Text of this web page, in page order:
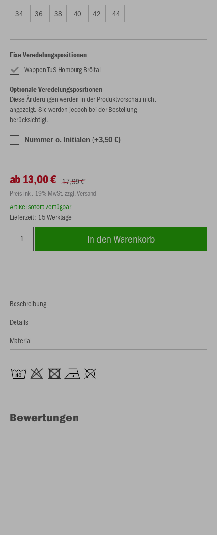
34 36 38 40 42 44
Fixe Veredelungspositionen
Wappen TuS Homburg Bröltal
Optionale Veredelungspositionen
Diese Änderungen werden in der Produktvorschau nicht
angezeigt. Sie werden jedoch bei der Bestellung
berücksichtigt.
Nummer o. Initialen (+3,50 €)
ab 13,00 € 17,99 €
Preis inkl. 19% MwSt. zzgl. Versand
Artikel sofort verfügbar
Lieferzeit: 15 Werktage
In den Warenkorb
Beschreibung
Details
Material
Bewertungen